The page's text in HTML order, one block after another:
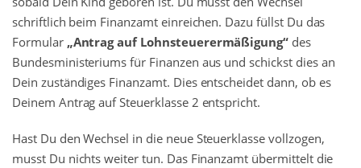
schriftlich beim Finanzamt einreichen. Dazu füllst Du das
Formular „Antrag auf Lohnsteuerermäßigung“ des
Bundesministeriums für Finanzen aus und schickst dies an
Dein zuständiges Finanzamt. Dies entscheidet dann, ob es
Deinem Antrag auf Steuerklasse 2 entspricht.
Hast Du den Wechsel in die neue Steuerklasse vollzogen,
musst Du nichts weiter tun. Das Finanzamt übermittelt die